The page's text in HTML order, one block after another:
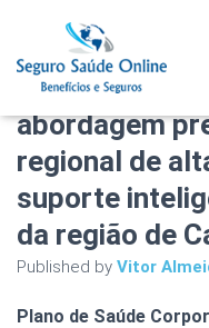
Plano de
Saúde em
abordagem
regional de
suporte
da região de
Published by Vitor
Plano de Saúde